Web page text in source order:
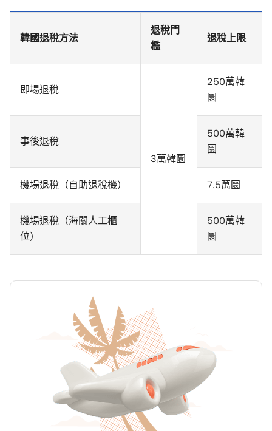
韓國退稅方法
退稅門
檻
退稅上限
即場退稅
3萬韓圜
250萬韓
圜
事後退稅
500萬韓
圜
機場退稅（自助退稅機） 7.5萬圜
機場退稅（海關人工櫃
位）
500萬韓
圜